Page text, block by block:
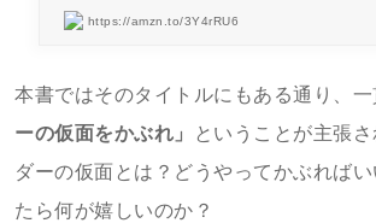
https://amzn.to/3Y4rRU6
本書ではそのタイトルにもある通り、一
ーの仮面をかぶれ」
ということが主張
ダーの仮面とは？どうやってかぶれば
たら何が嬉しいのか？